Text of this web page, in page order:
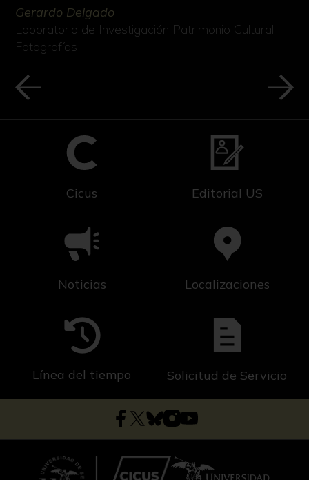
Gerardo Delgado
Laboratorio de Investigación Patrimonio Cultural
Fotografías
Cicus Editorial US
Noticias Localizaciones
Línea del tiempo Solicitud de Servicio